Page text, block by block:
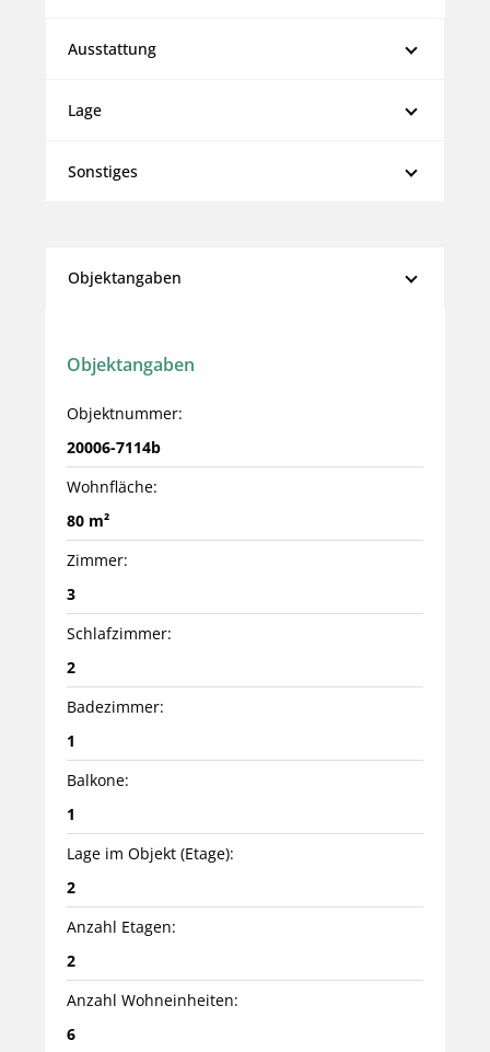
Ausstattung
Lage
Sonstiges
Objektangaben
Objektangaben
Objektnummer:
20006-7114b
Wohnfläche:
80 m²
Zimmer:
3
Schlafzimmer:
2
Badezimmer:
1
Balkone:
1
Lage im Objekt (Etage):
2
Anzahl Etagen:
2
Anzahl Wohneinheiten:
6